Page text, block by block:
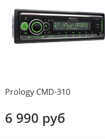
Prology CMD-310
6 990 руб